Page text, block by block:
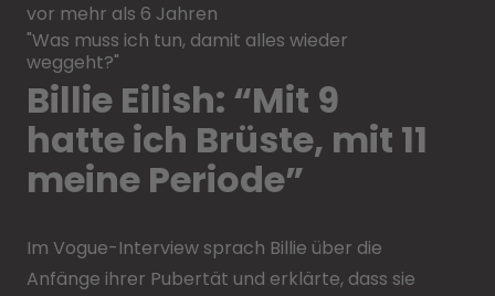
vor mehr als 6 Jahren
"Was muss ich tun, damit alles wieder
weggeht?"
Billie Eilish: “Mit 9
hatte ich Brüste, mit 11
meine Periode”
Im Vogue-Interview sprach Billie über die
Anfänge ihrer Pubertät und erklärte, dass sie